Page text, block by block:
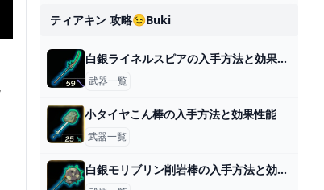
ティアキン 攻略😉buki
白銀ライネルスピアの入手方法と効果性能
武器一覧
小タイヤこん棒の入手方法と効果性能
武器一覧
白銀モリブリン削岩棒の入手方法と効果性能